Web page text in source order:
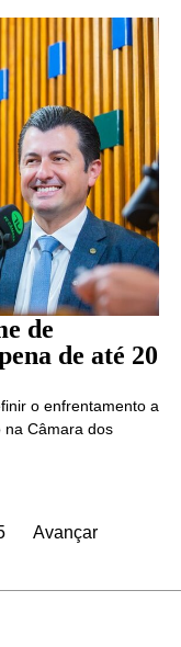
de
de até 20
o enfrentamento a
na Câmara dos
Avançar